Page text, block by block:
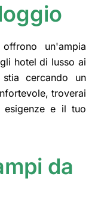
un'ampia
hotel di lusso ai
cercando un
troverai
e il tuo
da